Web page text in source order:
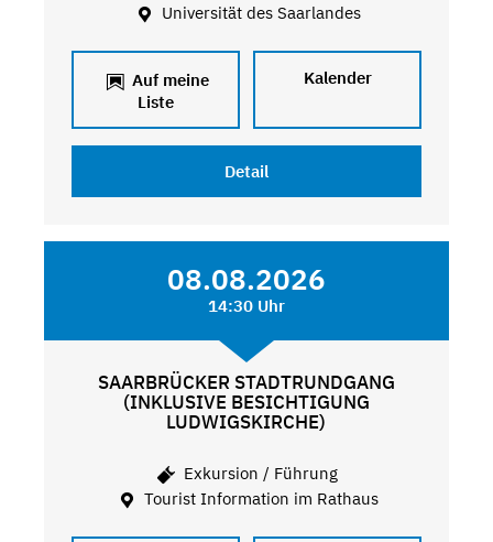
Universität des Saarlandes
Auf meine
Liste
Kalender
Detail
08.08.2026
14:30 Uhr
SAARBRÜCKER STADTRUNDGANG
(INKLUSIVE BESICHTIGUNG
LUDWIGSKIRCHE)
Exkursion / Führung
Tourist Information im Rathaus